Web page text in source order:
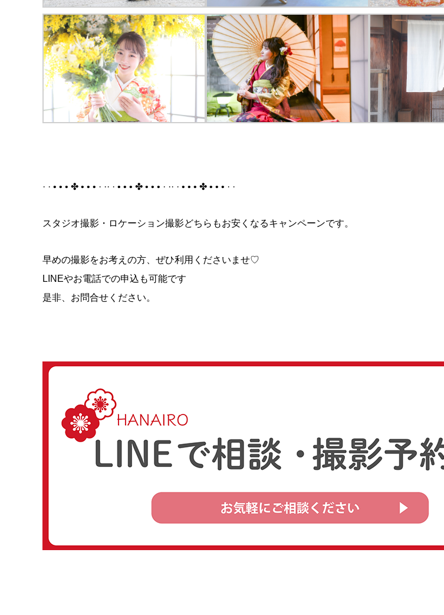
· · • • • ✤ • • • · ·· · • • • ✤ • • • · ·· · • • • ✤ • • • · ·
スタジオ撮影・ロケーション撮影どちらもお安くなるキャンペーンです。
早めの撮影をお考えの方、ぜひ利用くださいませ♡
LINEやお電話での申込も可能です
是非、お問合せください。